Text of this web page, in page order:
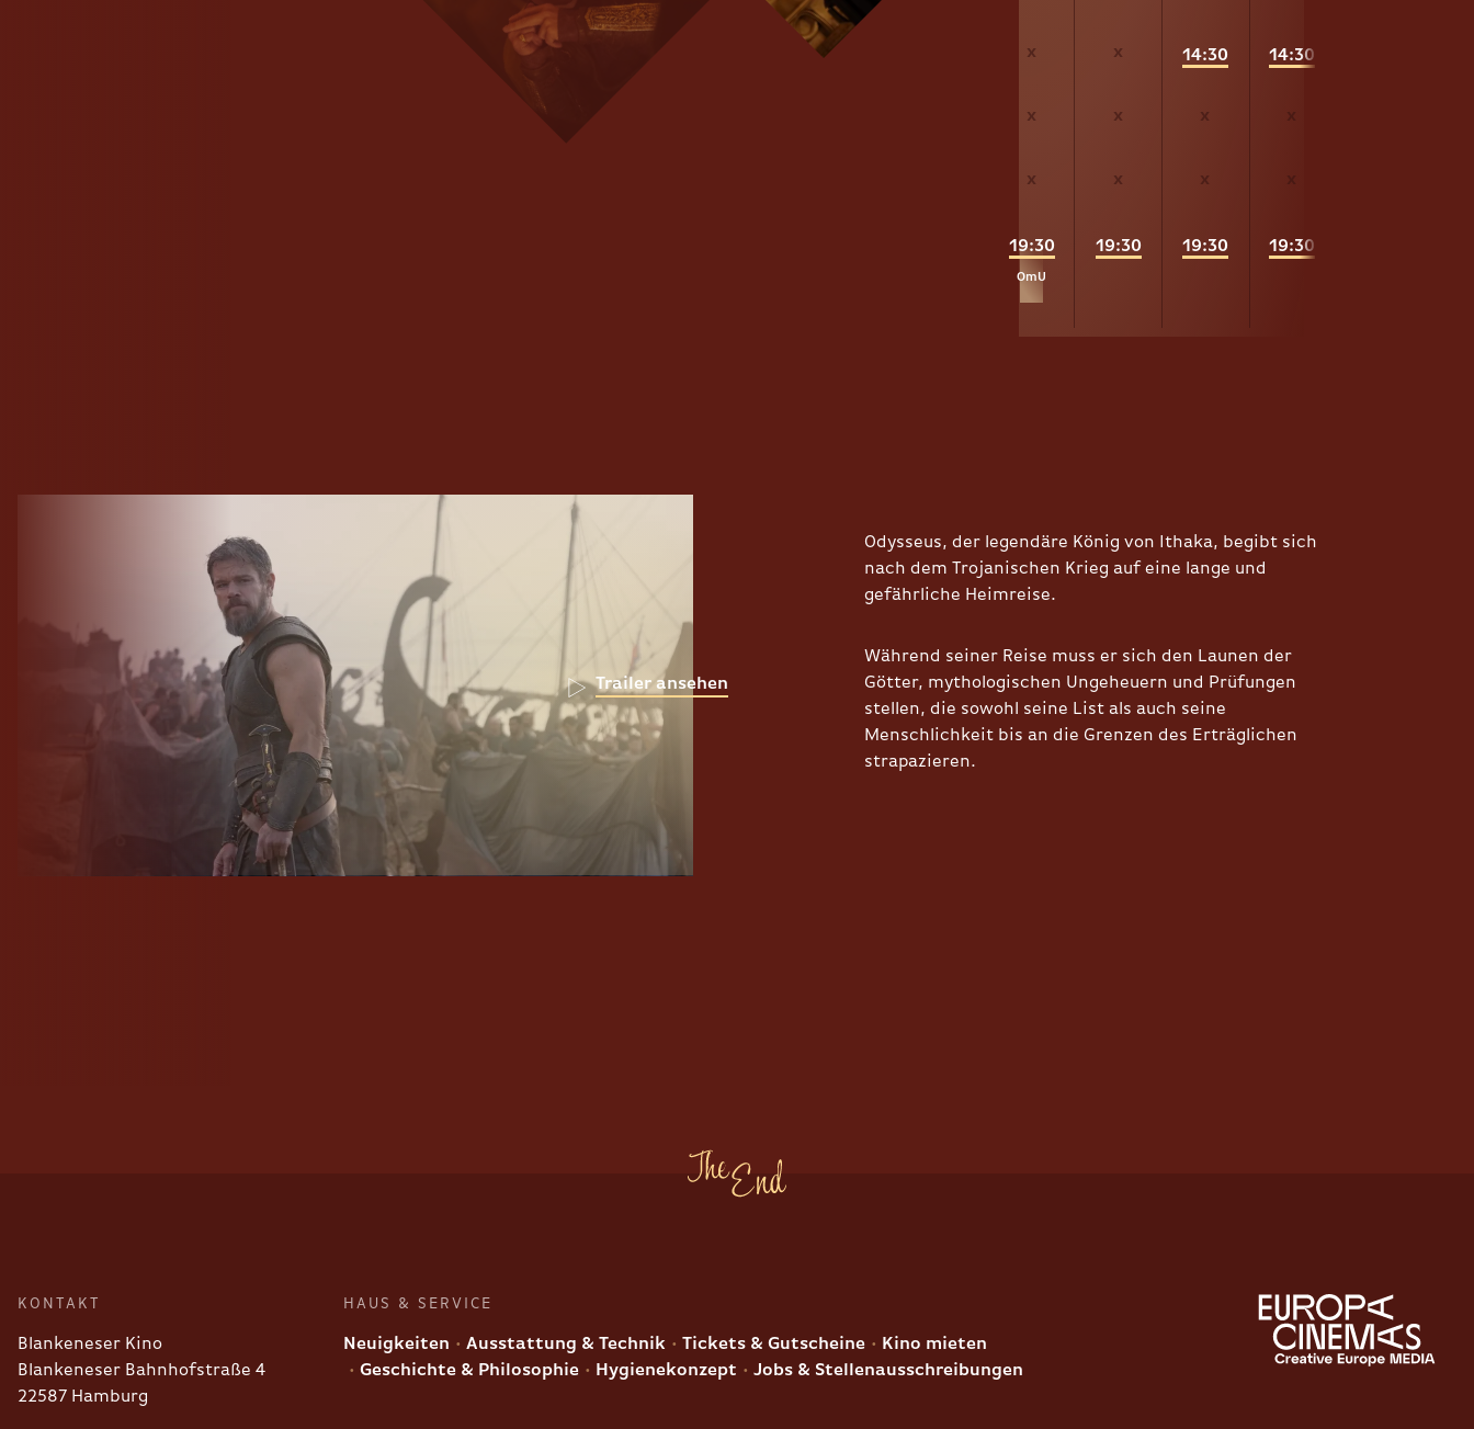
19:30
OmU
19:30
14:30
19:30
14:30
19:30
Trailer ansehen
Odysseus, der legendäre König von Ithaka, begibt sich
nach dem Trojanischen Krieg auf eine lange und
gefährliche Heimreise.
Während seiner Reise muss er sich den Launen der
Götter, mythologischen Ungeheuern und Prüfungen
stellen, die sowohl seine List als auch seine
Menschlichkeit bis an die Grenzen des Erträglichen
strapazieren.
KONTAKT
Blankeneser Kino
Blankeneser Bahnhofstraße 4
22587 Hamburg
HAUS & SERVICE
Neuigkeiten Ausstattung & Technik Tickets & Gutscheine
Kino mieten
Geschichte & Philosophie
Hygienekonzept Jobs & Stellenausschreibungen